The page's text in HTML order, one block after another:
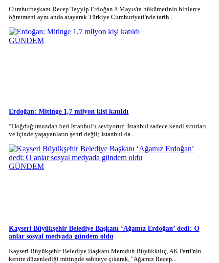
Cumhurbaşkanı Recep Tayyip Erdoğan 8 Mayıs'ta hükümetinin binlerce
öğretmeni aynı anda atayarak Türkiye Cumhuriyeti'nde tarih...
GÜNDEM
Erdoğan: Mitinge 1,7 milyon kişi katıldı
“Doğduğumuzdan beri İstanbul'u seviyoruz. İstanbul sadece kendi sınırları
ve içinde yaşayanların şehri değil; İstanbul da...
GÜNDEM
Kayseri Büyükşehir Belediye Başkanı ‘Ağamız Erdoğan’ dedi: O
anlar sosyal medyada gündem oldu
Kayseri Büyükşehir Belediye Başkanı Memduh Büyükkılıç, AK Parti'nin
kentte düzenlediği mitingde sahneye çıkarak, "Ağamız Recep...